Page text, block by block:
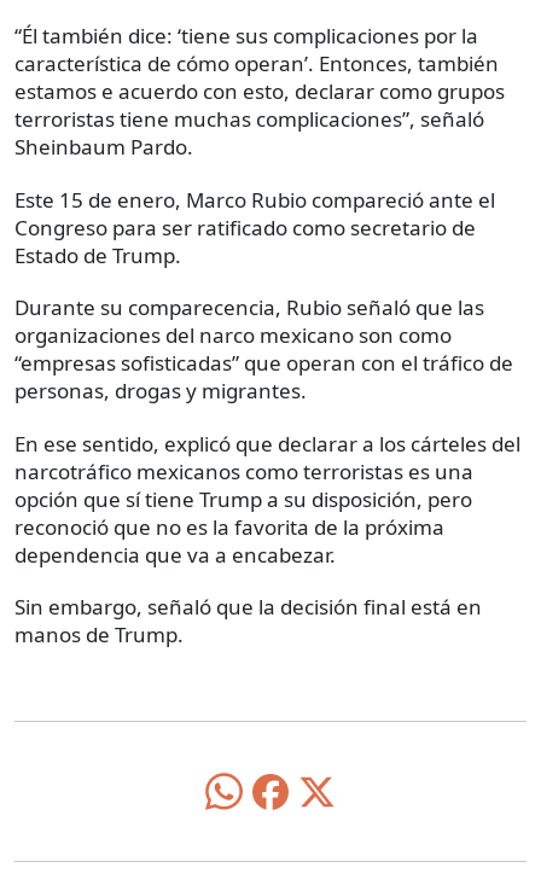
“Él también dice: ‘tiene sus complicaciones por la
característica de cómo operan’. Entonces, también
estamos e acuerdo con esto, declarar como grupos
terroristas tiene muchas complicaciones”, señaló
Sheinbaum Pardo.
Este 15 de enero, Marco Rubio compareció ante el
Congreso para ser ratificado como secretario de
Estado de Trump.
Durante su comparecencia, Rubio señaló que las
organizaciones del narco mexicano son como
“empresas sofisticadas” que operan con el tráfico de
personas, drogas y migrantes.
En ese sentido, explicó que declarar a los cárteles del
narcotráfico mexicanos como terroristas es una
opción que sí tiene Trump a su disposición, pero
reconoció que no es la favorita de la próxima
dependencia que va a encabezar.
Sin embargo, señaló que la decisión final está en
manos de Trump.